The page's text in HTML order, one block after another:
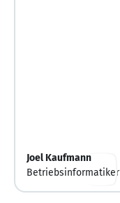
Joel Kaufmann
Betriebsinformatiker